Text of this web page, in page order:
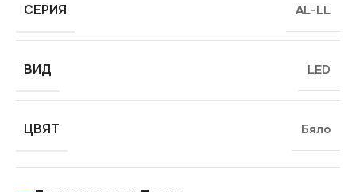
СЕРИЯ AL-LL
ВИД LED
ЦВЯТ Бяло